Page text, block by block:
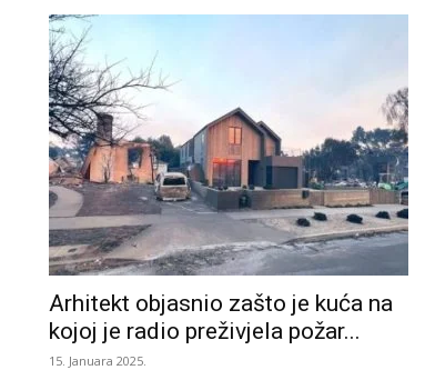
Arhitekt objasnio zašto je kuća na
kojoj je radio preživjela požar...
15. Januara 2025.